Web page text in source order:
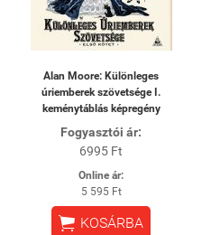
Alan Moore: Különleges
úriemberek szövetsége I.
keménytáblás képregény
Fogyasztói ár:
6995 Ft
Online ár:
5 595 Ft
 KOSÁRBA